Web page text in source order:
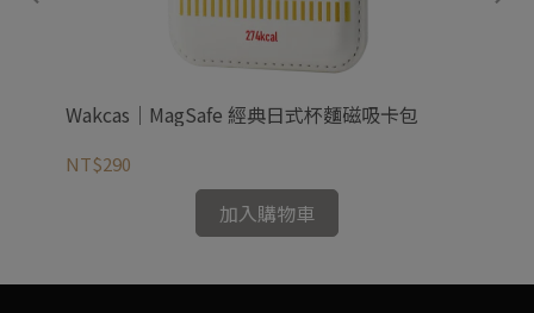
Wakcas｜MagSafe 經典日式杯麵磁吸卡包
NT$290
加入購物車